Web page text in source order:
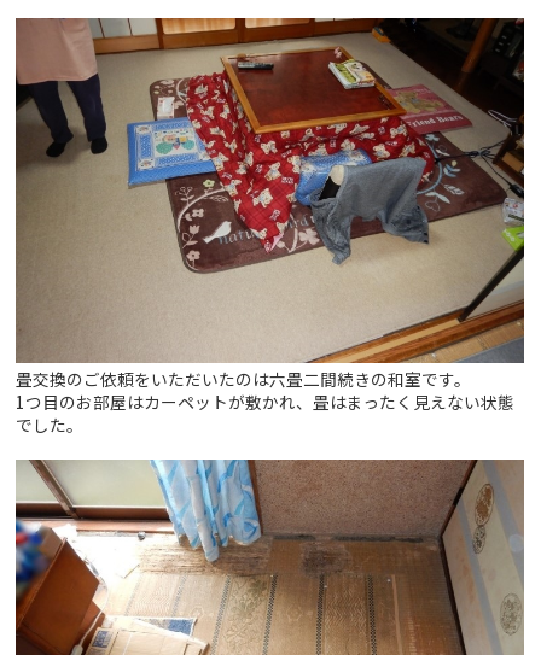
畳交換のご依頼をいただいたのは六畳二間続きの和室です。
1つ目のお部屋はカーペットが敷かれ、畳はまったく見えない状態
でした。